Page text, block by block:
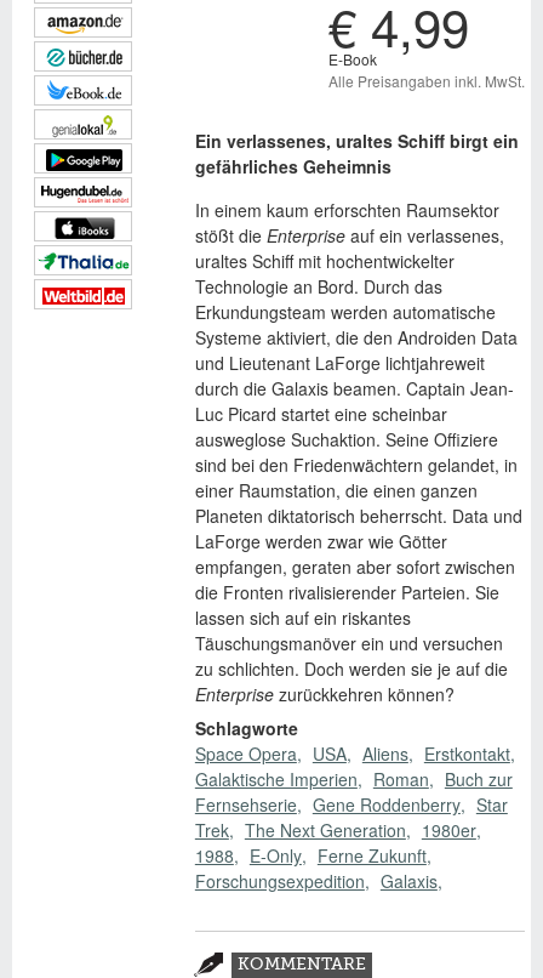
€ 4,99
E-Book
Alle Preisangaben inkl. MwSt.
Ein verlassenes, uraltes Schiff birgt ein
gefährliches Geheimnis
In einem kaum erforschten Raumsektor
stößt die Enterpriseauf ein verlassenes,
uraltes Schiff mit hochentwickelter
Technologie an Bord. Durch das
Erkundungsteam werden automatische
Systeme aktiviert, die den Androiden Data
und Lieutenant LaForge lichtjahreweit
durch die Galaxis beamen. Captain Jean-
Luc Picard startet eine scheinbar
ausweglose Suchaktion. Seine Offiziere
sind bei den Friedenwächtern gelandet, in
einer Raumstation, die einen ganzen
Planeten diktatorisch beherrscht. Data und
LaForge werden zwar wie Götter
empfangen, geraten aber sofort zwischen
die Fronten rivalisierender Parteien. Sie
lassen sich auf ein riskantes
Täuschungsmanöver ein und versuchen
zu schlichten. Doch werden sie je auf die
Enterprisezurückkehren können?
Schlagworte
Space Opera
USA Aliens
Erstkontakt
Galaktische Imperien
Roman
Buch zur
Fernsehserie
Gene Roddenberry
Star
Trek
The Next Generation
1980er
1988
E-Only
Ferne Zukunft
Forschungsexpedition
Galaxis
Zusatzmaterial
KOMMENTARE